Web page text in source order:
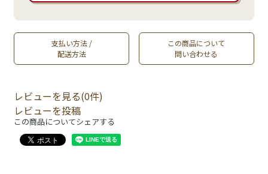
支払い方法 /
配送方法
この商品について
問い合わせる
レビューを見る(0件)
レビューを投稿
この商品についてシェアする